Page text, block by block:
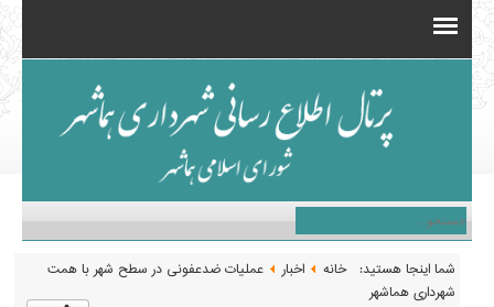
شما اینجا هستید:خانه اخبار
عملیات ضدعفونی در سطح شهر با همت
شهرداری هماشهر